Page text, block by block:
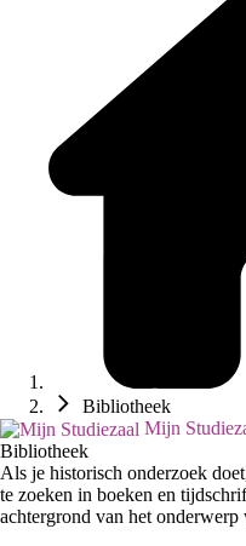
Bibliotheek
Mijn
Bibliotheek
Als je historisch onderzoek
te zoeken in boeken en
achtergrond van het onderwerp